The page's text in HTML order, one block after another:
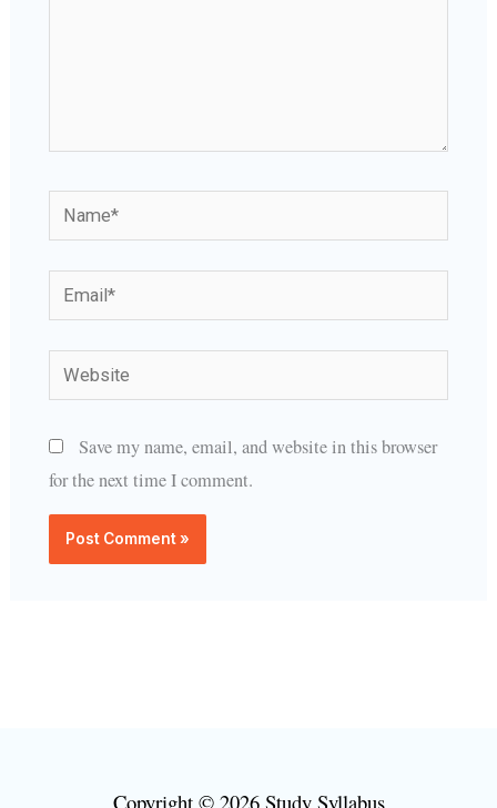
Name*
Email*
Website
Save my name, email, and website in this browser
for the next time I comment.
Copyright © 2026 Study Syllabus